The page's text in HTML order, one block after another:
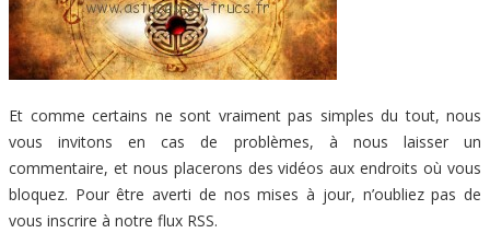
Et comme certains ne sont vraiment pas simples du tout, nous
vous invitons en cas de problèmes, à nous laisser un
commentaire, et nous placerons des vidéos aux endroits où vous
bloquez. Pour être averti de nos mises à jour, n’oubliez pas de
vous inscrire à notre flux RSS.